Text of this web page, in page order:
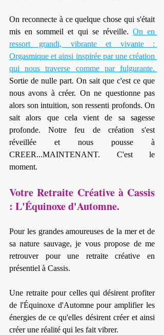
On reconnecte à ce quelque chose qui s'était
mis en sommeil et qui se réveille. On en
ressort grandi, vibrante et vivante :
Orgasmique et ainsi inspirée par une création
Sortie de nulle part. On sait que c'est ce que
nous avons à créer. On ne questionne pas
alors son intuition, son ressenti profonds. On
sait alors que cela vient de sa sagesse
profonde. Notre feu de création s'est
réveillée et nous pousse à
CREER...MAINTENANT. C'est le
moment.
Votre Retraite Créative à Cassis
: L'Équinoxe d'Automne.
Pour les grandes amoureuses de la mer et de
sa nature sauvage, je vous propose de me
retrouver pour une retraite créative en
présentiel à Cassis.
Une retraite pour celles qui désirent profiter
de l'Équinoxe d'Automne pour amplifier les
énergies de ce qu'elles désirent créer et ainsi
créer une réalité qui les fait vibrer.